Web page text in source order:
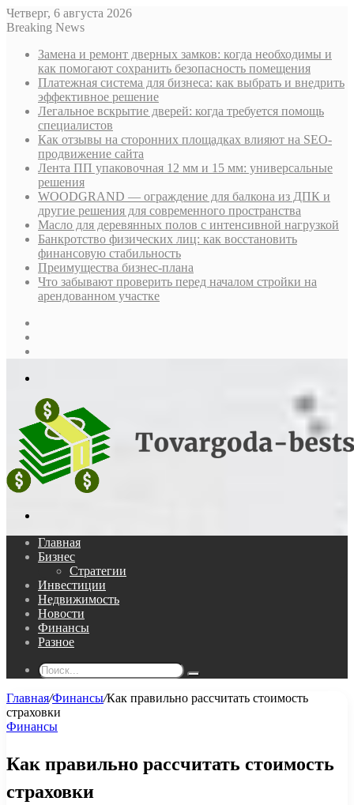
Четверг, 6 августа 2026
Breaking News
Замена и ремонт дверных замков: когда необходимы и
как помогают сохранить безопасность помещения
Платежная система для бизнеса: как выбрать и внедрить
эффективное решение
Легальное вскрытие дверей: когда требуется помощь
специалистов
Как отзывы на сторонних площадках влияют на SEO-
продвижение сайта
Лента ПП упаковочная 12 мм и 15 мм: универсальные
решения
WOODGRAND — ограждение для балкона из ДПК и
другие решения для современного пространства
Масло для деревянных полов с интенсивной нагрузкой
Банкротство физических лиц: как восстановить
финансовую стабильность
Преимущества бизнес-плана
Что забывают проверить перед началом стройки на
арендованном участке
Главная
Бизнес
Стратегии
Инвестиции
Недвижимость
Новости
Финансы
Разное
Поиск...
Главная/Финансы/Как правильно рассчитать стоимость
страховки
Финансы
Как правильно рассчитать стоимость
страховки